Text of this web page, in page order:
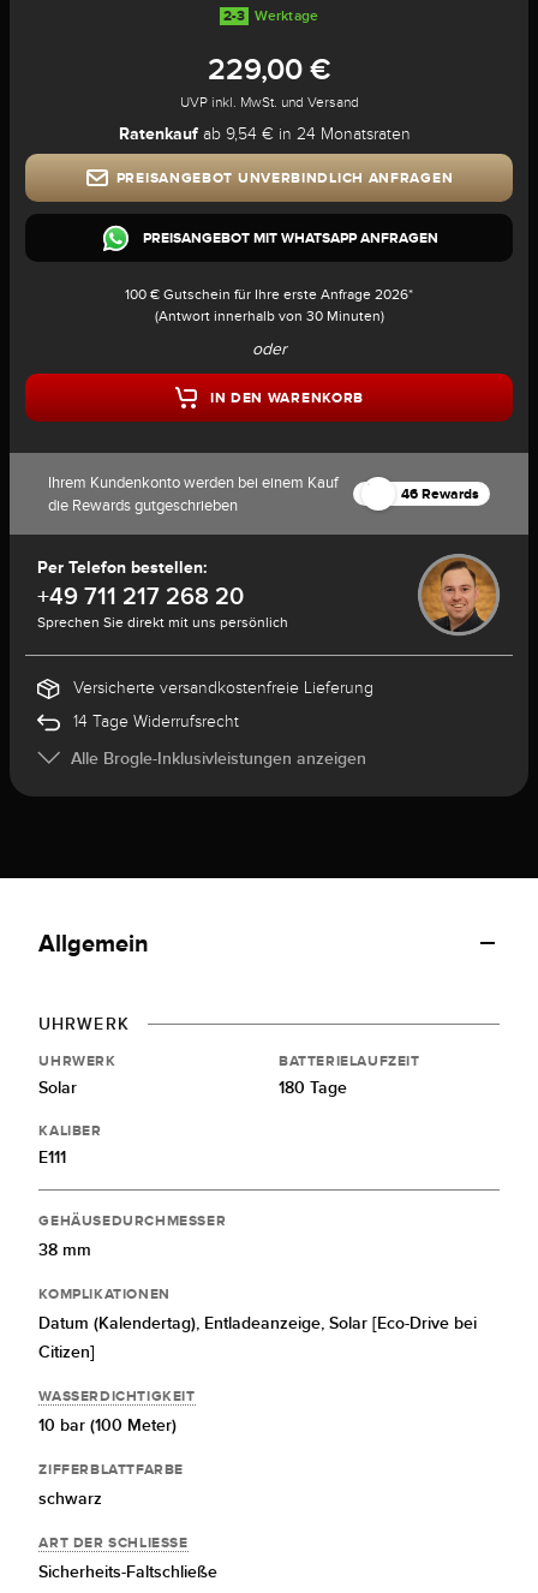
2-3 Werktage
229,00 €
UVP inkl. MwSt. und Versand
Ratenkaufab 9,54 € in 24 Monatsraten
PREISANGEBOT UNVERBINDLICH ANFRAGEN
PREISANGEBOT MIT WHATSAPP ANFRAGEN
100 € Gutschein für Ihre erste Anfrage 2026*
(Antwort innerhalb von 30 Minuten)
oder
IN DEN WARENKORB
Ihrem Kundenkonto werden bei einem Kauf
die Rewards gutgeschrieben
46 Rewards
Per Telefon bestellen:
+49 711 217 268 20
Sprechen Sie direkt mit uns persönlich
Versicherte versandkostenfreie Lieferung
14 Tage Widerrufsrecht
Alle Brogle-Inklusivleistungen anzeigen
Allgemein
UHRWERK
UHRWERK
Solar
BATTERIELAUFZEIT
180 Tage
KALIBER
E111
GEHÄUSEDURCHMESSER
38 mm
KOMPLIKATIONEN
Datum (Kalendertag), Entladeanzeige,Solar [Eco-Drive bei
Citizen]
WASSERDICHTIGKEIT
10 bar (100 Meter)
ZIFFERBLATTFARBE
schwarz
ART DER SCHLIESSE
Sicherheits-Faltschließe